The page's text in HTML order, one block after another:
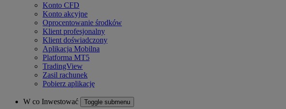
Konto CFD
Konto akcyjne
Oprocentowanie środków
Klient profesjonalny
Klient doświadczony
Aplikacja Mobilna
Platforma MT5
TradingView
Zasil rachunek
Pobierz aplikację
W co Inwestować Toggle submenu